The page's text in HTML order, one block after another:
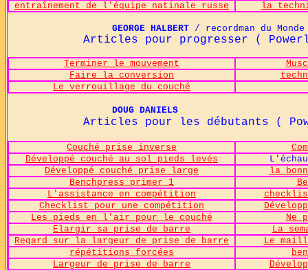
entraînement de l'équipe natinale russe
la
GEORGE HALBERT / recordman du Monde
Articles pour progresser (
Terminer le mouvement
Faire la conversion
Le verrouillage du couché
DOUG DANIELS
Articles pour les débutants (
Couché prise inverse
Développé couché au sol pieds levés
Développé couché prise large
la
Benchpress primer 1
L'assistance en compétition
Checklist pour une compétition
Les pieds en l'air pour le couché
Ne
Elargir sa prise de barre
La
Regard sur la largeur de prise de barre
Le
répétitions forcées
Largeur de prise de barre